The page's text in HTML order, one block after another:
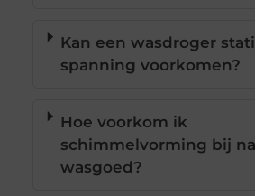
Kan een wasdroger
spanning voorkomen?
Hoe voorkom ik
schimmelvorming bij
wasgoed?